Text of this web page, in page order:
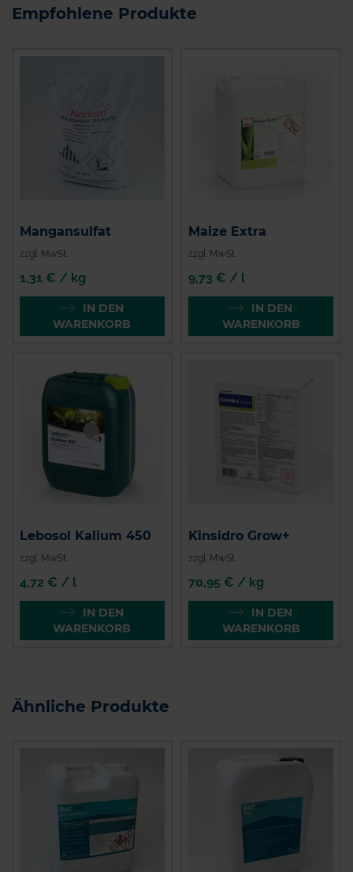
Empfohlene Produkte
Mangansulfat
zzgl. MwSt.
1,31 € / kg
IN DEN
WARENKORB
Maize Extra
zzgl. MwSt.
9,73 € / l
IN DEN
WARENKORB
Lebosol Kalium 450
zzgl. MwSt.
4,72 € / l
IN DEN
WARENKORB
Kinsidro Grow+
zzgl. MwSt.
70,95 € / kg
IN DEN
WARENKORB
Ähnliche Produkte